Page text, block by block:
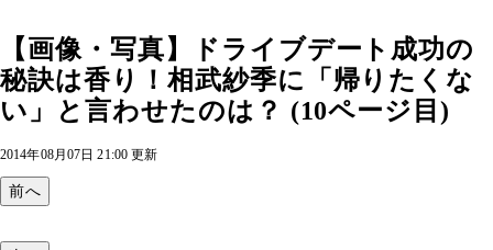
【画像・写真】ドライブデート成功の
秘訣は香り！相武紗季に「帰りたくな
い」と言わせたのは？ (10ページ目)
2014年08月07日 21:00 更新
前へ